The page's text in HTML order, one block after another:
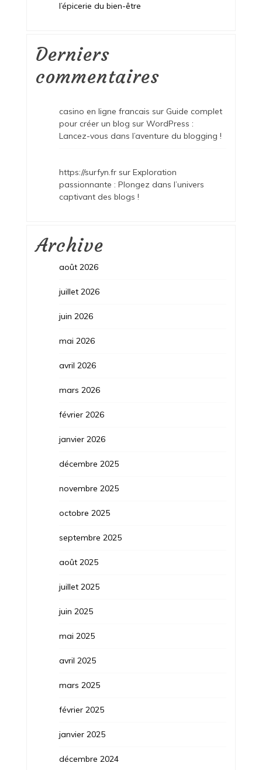
l’épicerie du bien-être
Derniers
commentaires
casino en ligne francais sur Guide complet
pour créer un blog sur WordPress :
Lancez-vous dans l’aventure du blogging !
https://surfyn.frsur Exploration
passionnante : Plongez dans l’univers
captivant des blogs !
Archive
août 2026
juillet 2026
juin 2026
mai 2026
avril 2026
mars 2026
février 2026
janvier 2026
décembre 2025
novembre 2025
octobre 2025
septembre 2025
août 2025
juillet 2025
juin 2025
mai 2025
avril 2025
mars 2025
février 2025
janvier 2025
décembre 2024